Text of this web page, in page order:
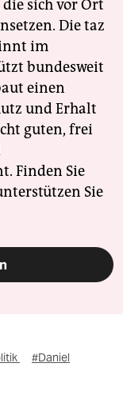
sich vor Ort
Die taz
im
bundesweit
einen
und Erhalt
guten, frei
Finden Sie
Sie
#Daniel